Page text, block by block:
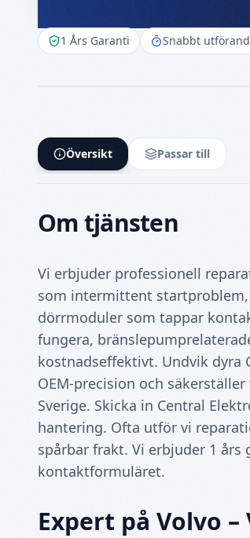
1 Års Garanti Snabbt
Översikt Passar till
Om tjänsten
Vi erbjuder professionell
som intermittent startproblem,
dörrmoduler som tappar
fungera,
kostnadseffektivt. Undvik dyra
OEM‑precision och
Sverige. Skicka in Central
hantering. Ofta utför vi
spårbar frakt. Vi erbjuder 1
kontaktformuläret.
Expert på Volvo